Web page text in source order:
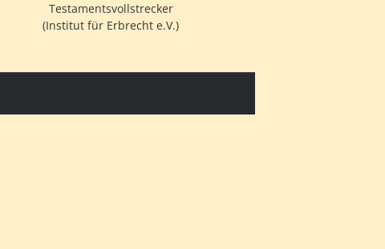
Testamentsvollstrecker
(Institut für Erbrecht e.V.)